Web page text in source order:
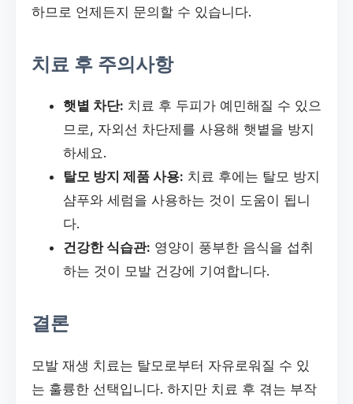
하므로 언제든지 문의할 수 있습니다.
치료 후 주의사항
햇볕 차단: 치료 후 두피가 예민해질 수 있으
므로, 자외선 차단제를 사용해 햇볕을 방지
하세요.
탈모 방지 제품 사용: 치료 후에는 탈모 방지
샴푸와 세럼을 사용하는 것이 도움이 됩니
다.
건강한 식습관: 영양이 풍부한 음식을 섭취
하는 것이 모발 건강에 기여합니다.
결론
모발 재생 치료는 탈모로부터 자유로워질 수 있
는 훌륭한 선택입니다. 하지만 치료 후 겪는 부작